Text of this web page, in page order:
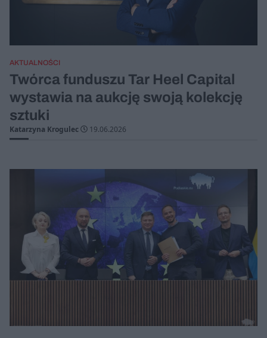
AKTUALNOŚCI
Twórca funduszu Tar Heel Capital
wystawia na aukcję swoją kolekcję
sztuki
Katarzyna Krogulec 19.06.2026